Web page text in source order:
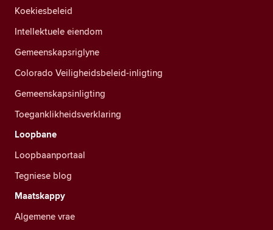
Koekiesbeleid
Intellektuele eiendom
Gemeenskapsriglyne
Colorado Veiligheidsbeleid-inligting
Gemeenskapsinligting
Toeganklikheidsverklaring
Loopbane
Loopbaanportaal
Tegniese blog
Maatskappy
Algemene vrae